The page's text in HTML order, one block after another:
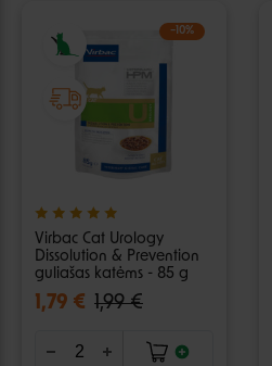
−10%
Virbac Cat Urology
Dissolution & Prevention
guliašas katėms - 85 g
1,79 € 1,99 €